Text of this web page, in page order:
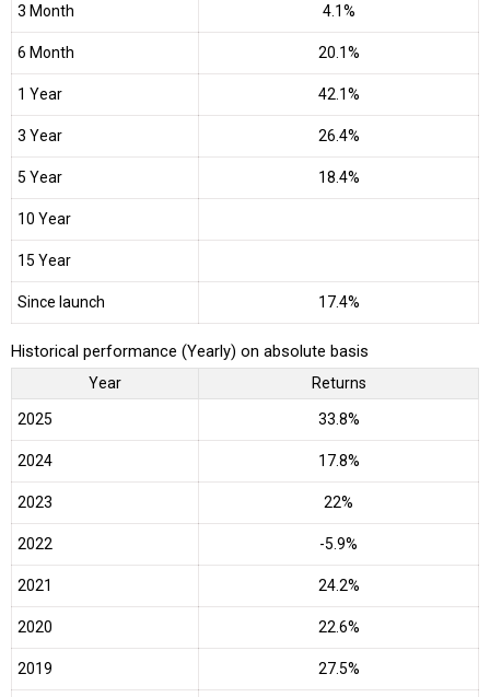
3 Month 4.1%
6 Month 20.1%
1 Year 42.1%
3 Year 26.4%
5 Year 18.4%
10 Year
15 Year
Since launch 17.4%
Historical performance (Yearly) on absolute basis
Year Returns
2025 33.8%
2024 17.8%
2023 22%
2022 -5.9%
2021 24.2%
2020 22.6%
2019 27.5%